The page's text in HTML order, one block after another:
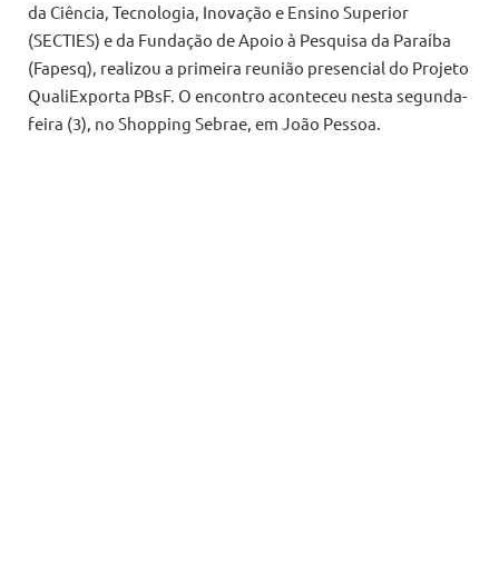
da Ciência, Tecnologia, Inovação e Ensino Superior
(SECTIES) e da Fundação de Apoio à Pesquisa da Paraíba
(Fapesq), realizou a primeira reunião presencial do Projeto
QualiExporta PBsF. O encontro aconteceu nesta segunda-
feira (3), no Shopping Sebrae, em João Pessoa.